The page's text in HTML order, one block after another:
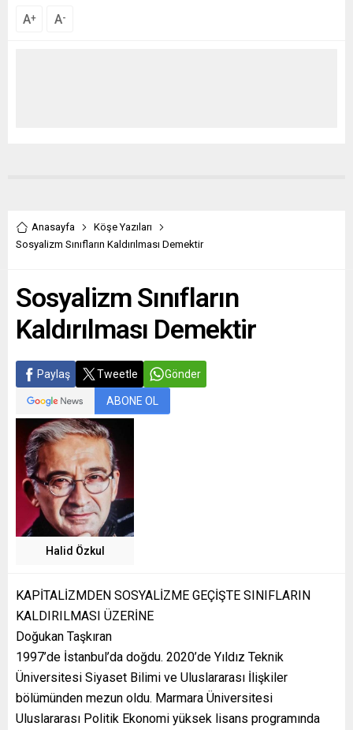
A+ A-
Anasayfa
Köşe Yazıları
Sosyalizm Sınıfların Kaldırılması Demektir
Sosyalizm Sınıfların
Kaldırılması Demektir
Paylaş Tweetle Gönder
ABONE OL
Halid Özkul
KAPİTALİZMDEN SOSYALİZME GEÇİŞTE SINIFLARIN
KALDIRILMASI ÜZERİNE
Doğukan Taşkıran
1997’de İstanbul’da doğdu. 2020’de Yıldız Teknik
Üniversitesi Siyaset Bilimi ve Uluslararası İlişkiler
bölümünden mezun oldu. Marmara Üniversitesi
Uluslararası Politik Ekonomi yüksek lisans programında